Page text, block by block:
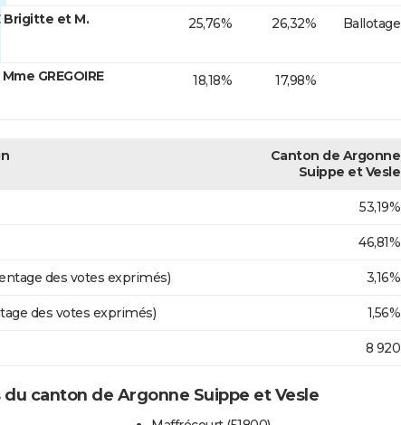
Brigitte et M.
25,76% 26,32% Ballotage
GREGOIRE
18,18% 17,98%
Canton de Argonne
Suippe et Vesle
53,19%
46,81%
des votes exprimés) 3,16%
des votes exprimés) 1,56%
8 920
canton de Argonne Suippe et Vesle